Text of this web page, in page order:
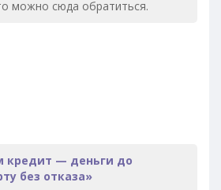
можно сюда обратиться.
кредит — деньги до
без отказа»